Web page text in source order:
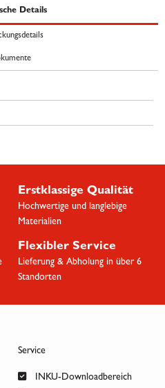
Details
Erstklassige Qualität
Hochwertige und langlebige
Materialien
Flexibler Service
Lieferung & Abholung in über 6
Standorten
Service
INKU-Downloadbereich